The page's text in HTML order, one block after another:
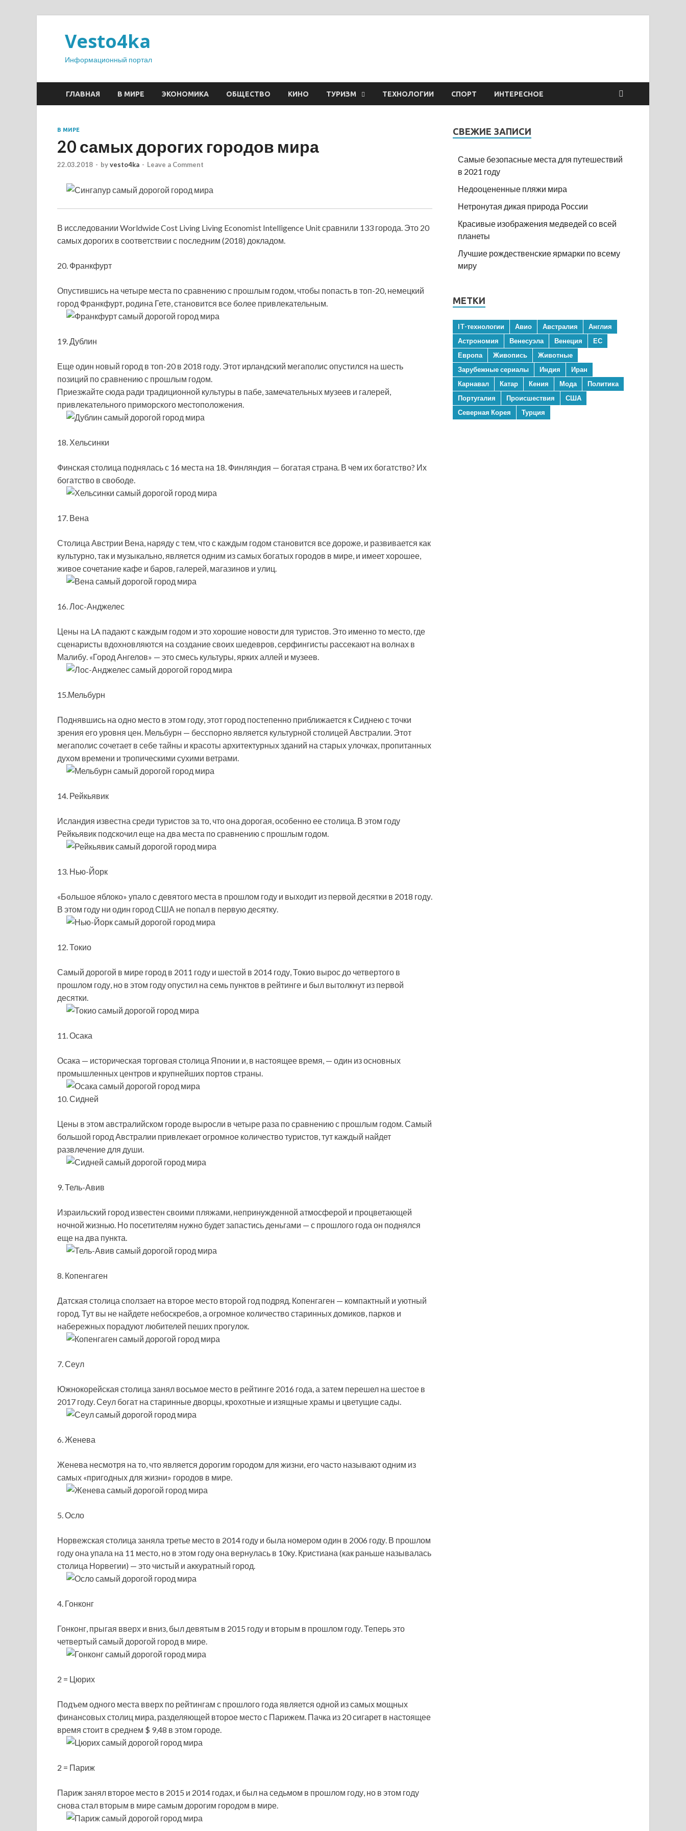
Vesto4ka
Информационный портал
ГЛАВНАЯ В МИРЕ ЭКОНОМИКА ОБЩЕСТВО КИНО ТУРИЗМ ТЕХНОЛОГИИ СПОРТ ИНТЕРЕСНОЕ
В МИРЕ
20 самых дорогих городов мира
22.03.2018 - byvesto4ka - Leave a Comment
В исследовании Worldwide Cost Living Living Economist Intelligence Unit сравнили 133 города. Это 20
самых дорогих в соответствии с последним (2018) докладом.
20. Франкфурт
Опустившись на четыре места по сравнению с прошлым годом, чтобы попасть в топ-20, немецкий
город Франкфурт, родина Гете, становится все более привлекательным.
19. Дублин
Еще один новый город в топ-20 в 2018 году. Этот ирландский мегаполис опустился на шесть
позиций по сравнению с прошлым годом.
Приезжайте сюда ради традиционной культуры в пабе, замечательных музеев и галерей,
привлекательного приморского местоположения.
18. Хельсинки
Финская столица поднялась с 16 места на 18. Финляндия — богатая страна. В чем их богатство? Их
богатство в свободе.
17. Вена
Столица Австрии Вена, наряду с тем, что с каждым годом становится все дороже, и развивается как
культурно, так и музыкально, является одним из самых богатых городов в мире, и имеет хорошее,
живое сочетание кафе и баров, галерей, магазинов и улиц.
16. Лос-Анджелес
Цены на LA падают с каждым годом и это хорошие новости для туристов. Это именно то место, где
сценаристы вдохновляются на создание своих шедевров, серфингисты рассекают на волнах в
Малибу. «Город Ангелов» — это смесь культуры, ярких аллей и музеев.
15.Мельбурн
Поднявшись на одно место в этом году, этот город постепенно приближается к Сиднею с точки
зрения его уровня цен. Мельбурн — бесспорно является культурной столицей Австралии. Этот
мегаполис сочетает в себе тайны и красоты архитектурных зданий на старых улочках, пропитанных
духом времени и тропическими сухими ветрами.
14. Рейкьявик
Исландия известна среди туристов за то, что она дорогая, особенно ее столица. В этом году
Рейкьявик подскочил еще на два места по сравнению с прошлым годом.
13. Нью-Йорк
«Большое яблоко» упало с девятого места в прошлом году и выходит из первой десятки в 2018 году.
В этом году ни один город США не попал в первую десятку.
12. Токио
Самый дорогой в мире город в 2011 году и шестой в 2014 году, Токио вырос до четвертого в
прошлом году, но в этом году опустил на семь пунктов в рейтинге и был вытолкнут из первой
десятки.
11. Осака
Осака — историческая торговая столица Японии и, в настоящее время, — один из основных
промышленных центров и крупнейших портов страны.
10. Сидней
Цены в этом австралийском городе выросли в четыре раза по сравнению с прошлым годом. Самый
большой город Австралии привлекает огромное количество туристов, тут каждый найдет
развлечение для души.
9. Тель-Авив
Израильский город известен своими пляжами, непринужденной атмосферой и процветающей
ночной жизнью. Но посетителям нужно будет запастись деньгами — с прошлого года он поднялся
еще на два пункта.
8. Копенгаген
Датская столица сползает на второе место второй год подряд. Копенгаген — компактный и уютный
город. Тут вы не найдете небоскребов, а огромное количество старинных домиков, парков и
набережных порадуют любителей пеших прогулок.
7. Сеул
Южнокорейская столица занял восьмое место в рейтинге 2016 года, а затем перешел на шестое в
2017 году. Сеул богат на старинные дворцы, крохотные и изящные храмы и цветущие сады.
6. Женева
Женева несмотря на то, что является дорогим городом для жизни, его часто называют одним из
самых «пригодных для жизни» городов в мире.
5. Осло
Норвежская столица заняла третье место в 2014 году и была номером один в 2006 году. В прошлом
году она упала на 11 место, но в этом году она вернулась в 10ку. Кристиана (как раньше называлась
столица Норвегии) — это чистый и аккуратный город.
4. Гонконг
Гонконг, прыгая вверх и вниз, был девятым в 2015 году и вторым в прошлом году. Теперь это
четвертый самый дорогой город в мире.
2 = Цюрих
Подъем одного места вверх по рейтингам с прошлого года является одной из самых мощных
финансовых столиц мира, разделяющей второе место с Парижем. Пачка из 20 сигарет в настоящее
время стоит в среднем $ 9,48 в этом городе.
2 = Париж
Париж занял второе место в 2015 и 2014 годах, и был на седьмом в прошлом году, но в этом году
снова стал вторым в мире самым дорогим городом в мире.
СВЕЖИЕ ЗАПИСИ
Самые безопасные места для путешествий
в 2021 году
Недооцененные пляжи мира
Нетронутая дикая природа России
Красивые изображения медведей со всей
планеты
Лучшие рождественские ярмарки по всему
миру
МЕТКИ
IT-технологии Авио Австралия
Англия
Астрономия
Венесуэла Венеция
ЕС
Европа
Живопись
Животные
Зарубежные сериалы
Индия
Иран
Карнавал
Катар Кения Мода
Политика
Португалия
Происшествия
США
Северная Корея
Турция